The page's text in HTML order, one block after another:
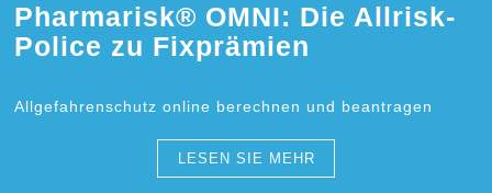
Pharmarisk® OMNI: Die Allrisk-
Police zu Fixprämien
Allgefahrenschutz online berechnen und beantragen
LESEN SIE MEHR